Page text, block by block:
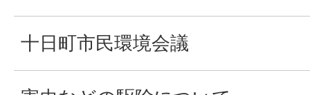
十日町市民環境会議